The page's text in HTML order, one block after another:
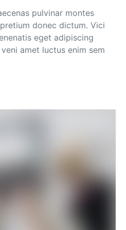
pulvinar montes
donec dictum. Vici
eget adipiscing
amet luctus enim sem